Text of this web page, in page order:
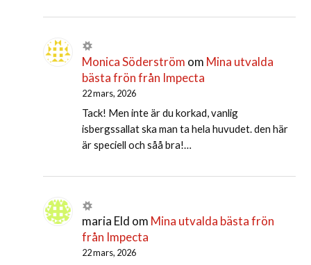
Monica Söderström om Mina utvalda
bästa frön från Impecta
22 mars, 2026
Tack! Men inte är du korkad, vanlig
isbergssallat ska man ta hela huvudet. den här
är speciell och såå bra!…
maria Eld om Mina utvalda bästa frön
från Impecta
22 mars, 2026